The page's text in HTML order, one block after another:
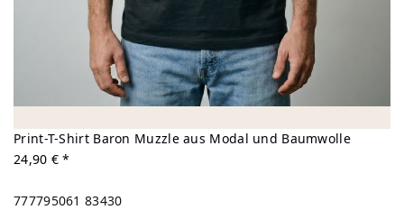
Print-T-Shirt Baron Muzzle aus Modal und Baumwolle
24,90 € *
777795061 83430